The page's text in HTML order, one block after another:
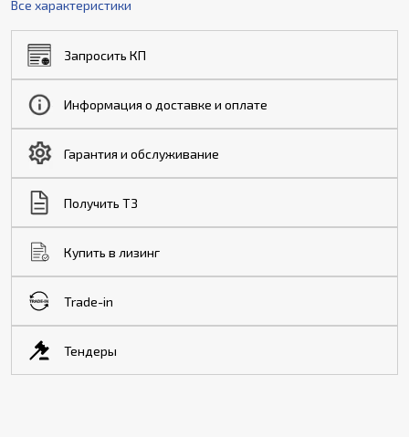
Все характеристики
Запросить КП
Информация о доставке и оплате
Гарантия и обслуживание
Получить ТЗ
Купить в лизинг
Trade-in
Тендеры